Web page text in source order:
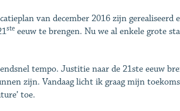
van december 2016 zijn gerealiseerd
steeeuw te brengen. Nu we al enkele grote
tempo. Justitie naar de 21ste eeuw
zijn. Vandaag licht ik graag mijn
toe.